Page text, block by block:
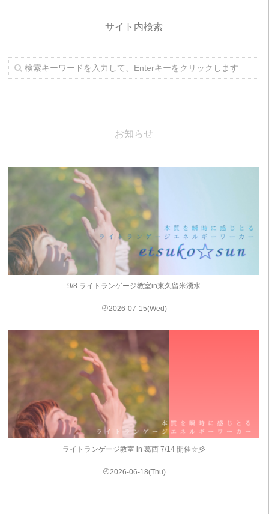
サイト内検索
お知らせ
9/8 ライトランゲージ教室in東久留米湧水
2026-07-15(Wed)
ライトランゲージ教室 in 葛西 7/14 開催☆彡
2026-06-18(Thu)